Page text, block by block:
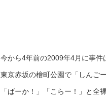
今から4年前の2009年4月に事件
東京赤坂の檜町公園で「しんご
「ばーか！」「こらー！」と全